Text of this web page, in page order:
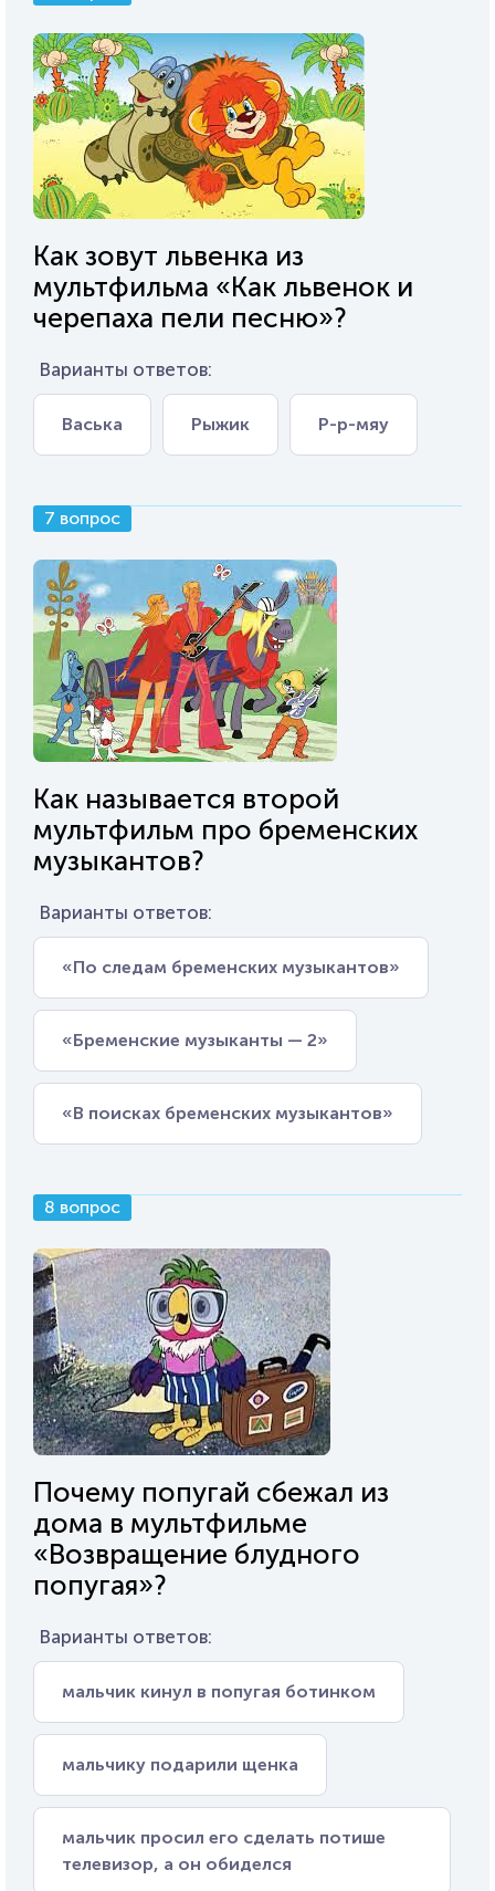
Как зовут львенка из
мультфильма «Как львенок и
черепаха пели песню»?
Варианты ответов:
Васька Рыжик Р-р-мяу
7 вопрос
Как называется второй
мультфильм про бременских
музыкантов?
Варианты ответов:
«По следам бременских музыкантов»
«Бременские музыканты — 2»
«В поисках бременских музыкантов»
8 вопрос
Почему попугай сбежал из
дома в мультфильме
«Возвращение блудного
попугая»?
Варианты ответов:
мальчик кинул в попугая ботинком
мальчику подарили щенка
мальчик просил его сделать потише
телевизор, а он обиделся